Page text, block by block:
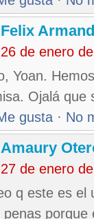
Felix
26 de enero
Yoan.
Ojalá que
gusta · No
Amaury
27 de enero
q este es el
penas porque